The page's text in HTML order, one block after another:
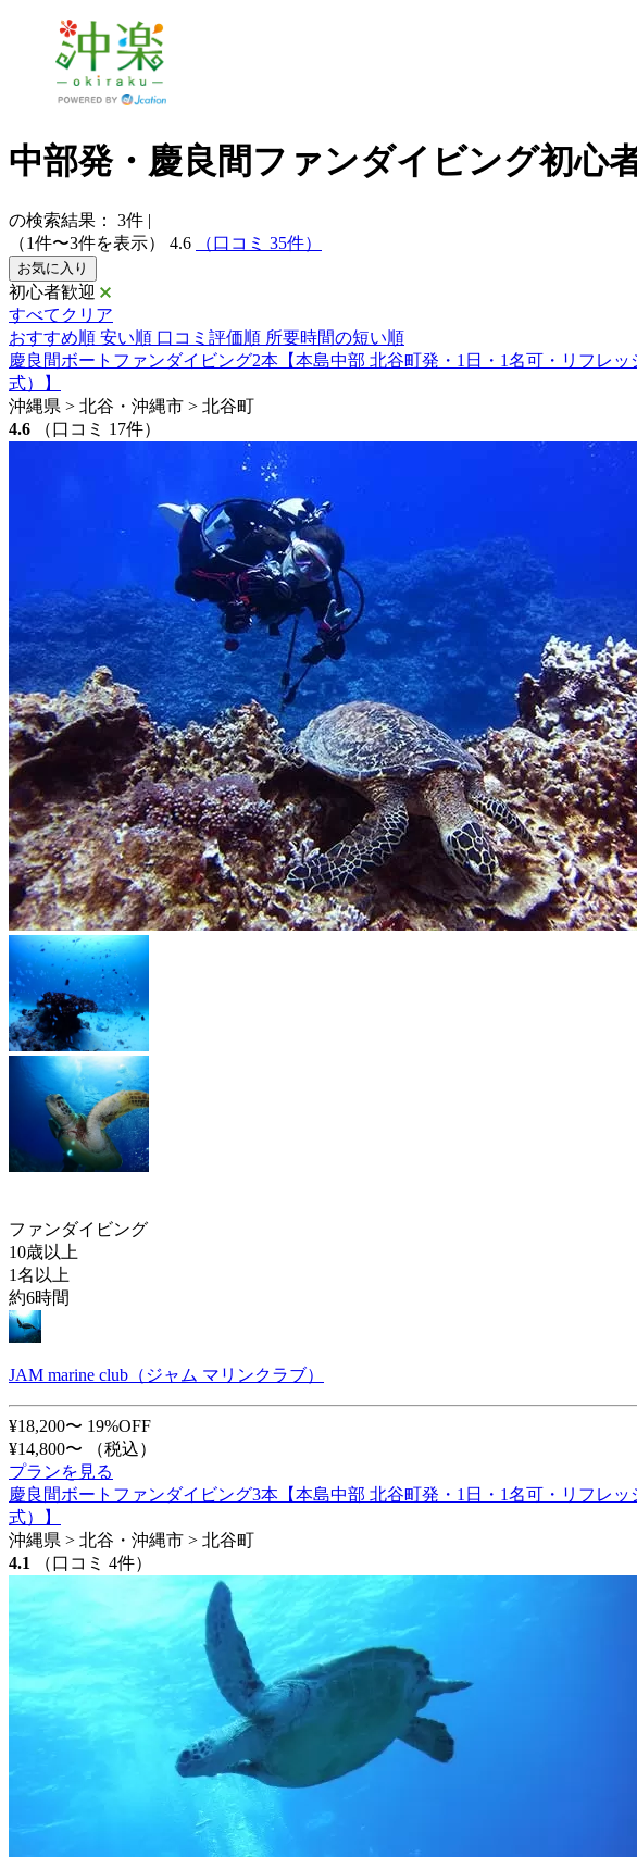
中部発・慶良間ファンダイビング初心
の検索結果： 3件 |
（1件〜3件を表示）
4.6 （口コミ 35件）
お気に入り
初心者歓迎
すべてクリア
おすすめ順 安い順 口コミ評価順 所要時間の短い順
慶良間ボートファンダイビング2本【本島中部 北谷町発・1日・1名可・リフレ
式）】
沖縄県 > 北谷・沖縄市 > 北谷町
4.6
（口コミ 17件）
ファンダイビング
10歳以上
1名以上
約6時間
JAM marine club（ジャム マリンクラブ）
¥18,200〜 19%OFF
¥14,800〜
（税込）
プランを見る
慶良間ボートファンダイビング3本【本島中部 北谷町発・1日・1名可・リフレ
式）】
沖縄県 > 北谷・沖縄市 > 北谷町
4.1
（口コミ 4件）